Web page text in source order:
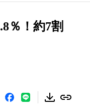
％！約7割